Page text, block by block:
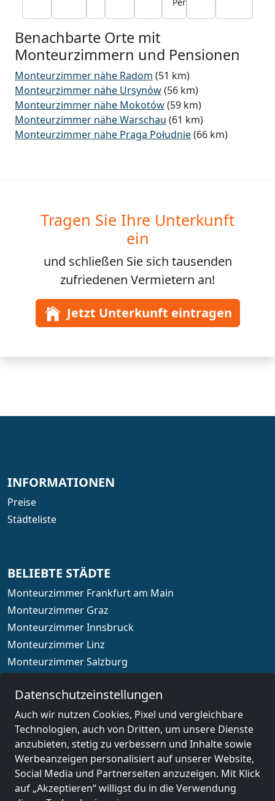
Benachbarte Orte mit
Monteurzimmern und Pensionen
Monteurzimmer nähe Radom (51 km)
Monteurzimmer nähe Ursynów(56 km)
Monteurzimmer nähe Mokotów(59 km)
Monteurzimmer nähe Warschau (61 km)
Monteurzimmer nähe Praga Południe(66 km)
Tragen Sie Ihre Unterkunft
ein
und schließen Sie sich tausenden
zufriedenen Vermietern an!
Jetzt Unterkunft eintragen
INFORMATIONEN
Preise
Städteliste
BELIEBTE STÄDTE
Monteurzimmer Frankfurt am Main
Monteurzimmer Graz
Monteurzimmer Innsbruck
Monteurzimmer Linz
Monteurzimmer Salzburg
Länderauswahl
© 2026 www.monteurzimmerguru.at
Impressum
Datenschutzeinstellungen
Auch wir nutzen Cookies, Pixel und vergleichbare
Technologien, auch von Dritten, um unsere Dienste
anzubieten, stetig zu verbessern und Inhalte sowie
Werbeanzeigen personalisiert auf unserer Website,
Social Media und Partnerseiten anzuzeigen. Mit Klick
auf „Akzeptieren“ willigst du in die Verwendung